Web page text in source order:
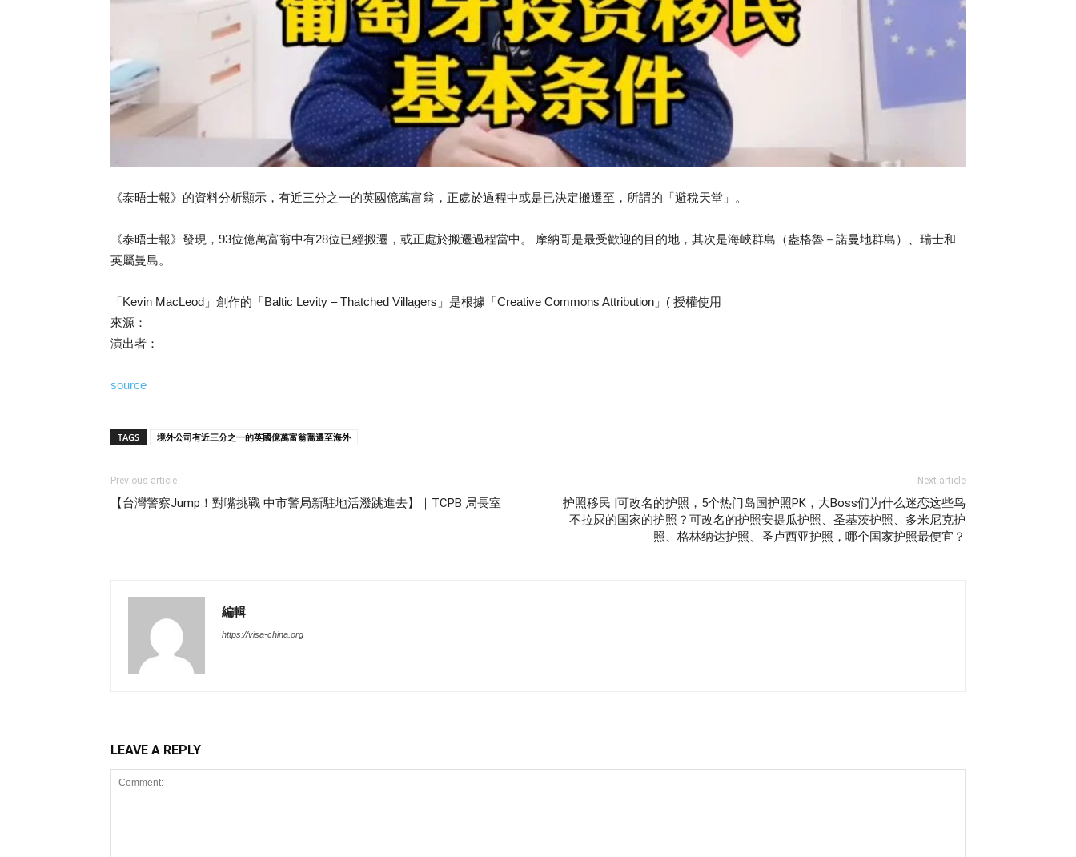
《泰晤士報》的資料分析顯示，有近三分之一的英國億萬富翁，正處於過程中或是已決定搬遷至，所謂的「避稅天堂」。
《泰晤士報》發現，93位億萬富翁中有28位已經搬遷，或正處於搬遷過程當中。 摩納哥是最受歡迎的目的地，其次是海峽群島（盎格魯－諾曼地群島）、瑞士和
英屬曼島。
「Kevin MacLeod」創作的「Baltic Levity – Thatched Villagers」是根據「Creative Commons Attribution」( 授權使用
來源：
演出者：
source
TAGS 境外公司有近三分之一的英國億萬富翁喬遷至海外
Previous article
【台灣警察Jump！對嘴挑戰 中市警局新駐地活潑跳進去】｜TCPB 局長室
Next article
护照移民 |可改名的护照，5个热门岛国护照PK，大Boss们为什么迷恋这些鸟
不拉屎的国家的护照？可改名的护照安提瓜护照、圣基茨护照、多米尼克护
照、格林纳达护照、圣卢西亚护照，哪个国家护照最便宜？
編輯
https://visa-china.org
LEAVE A REPLY